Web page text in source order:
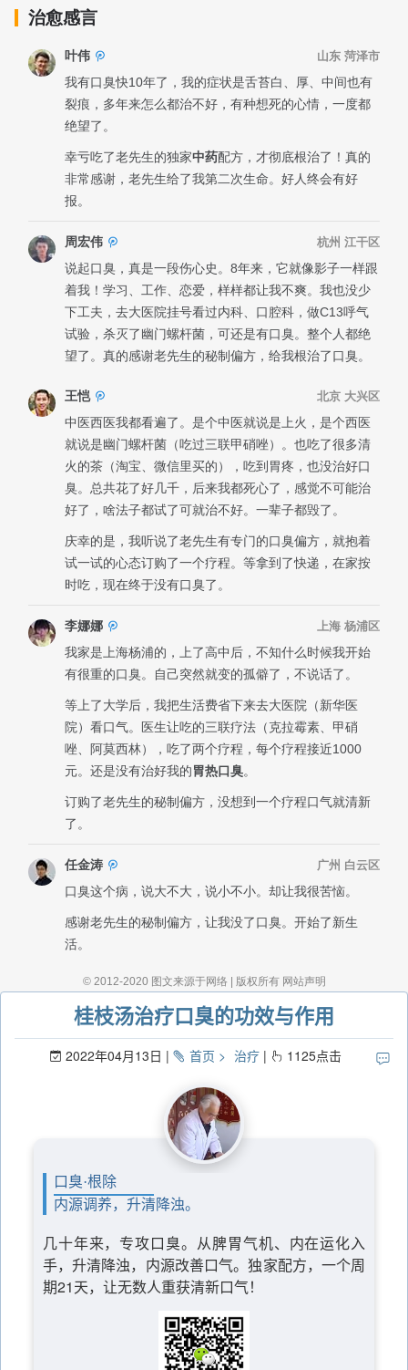
桂枝汤治疗口臭的功效与作用
2022年04月13日 首页 治疗 1125点击
口臭·根除
内源调养，升清降浊。
几十年来，专攻口臭。从脾胃气机、内在运化入
手，升清降浊，内源改善口气。独家配方，一个周
期21天，让无数人重获清新口气！